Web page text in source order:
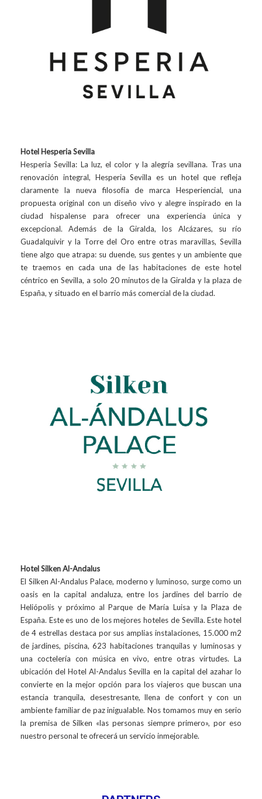
Hotel Hesperia Sevilla
Hesperia Sevilla: La luz, el color y la alegría sevillana. Tras una
renovación integral, Hesperia Sevilla es un hotel que refleja
claramente la nueva filosofía de marca Hesperiencial, una
propuesta original con un diseño vivo y alegre inspirado en la
ciudad hispalense para ofrecer una experiencia única y
excepcional. Además de la Giralda, los Alcázares, su río
Guadalquivir y la Torre del Oro entre otras maravillas, Sevilla
tiene algo que atrapa: su duende, sus gentes y un ambiente que
te traemos en cada una de las habitaciones de este hotel
céntrico en Sevilla, a solo 20 minutos de la Giralda y la plaza de
España, y situado en el barrio más comercial de la ciudad.
Hotel Silken Al-Andalus
El Silken Al-Andalus Palace, moderno y luminoso, surge como un
oasis en la capital andaluza, entre los jardines del barrio de
Heliópolis y próximo al Parque de María Luisa y la Plaza de
España. Este es uno de los mejores hoteles de Sevilla. Este hotel
de 4 estrellas destaca por sus amplias instalaciones, 15.000 m2
de jardines, piscina, 623 habitaciones tranquilas y luminosas y
una coctelería con música en vivo, entre otras virtudes. La
ubicación del Hotel Al-Andalus Sevilla en la capital del azahar lo
convierte en la mejor opción para los viajeros que buscan una
estancia tranquila, desestresante, llena de confort y con un
ambiente familiar de paz inigualable. Nos tomamos muy en serio
la premisa de Silken «las personas siempre primero», por eso
nuestro personal te ofrecerá un servicio inmejorable.